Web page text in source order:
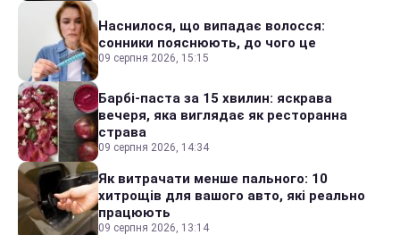
Наснилося, що випадає волосся:
сонники пояснюють, до чого це
09 серпня 2026, 15:15
Барбі-паста за 15 хвилин: яскрава
вечеря, яка виглядає як ресторанна
страва
09 серпня 2026, 14:34
Як витрачати менше пального: 10
хитрощів для вашого авто, які реально
працюють
09 серпня 2026, 13:14